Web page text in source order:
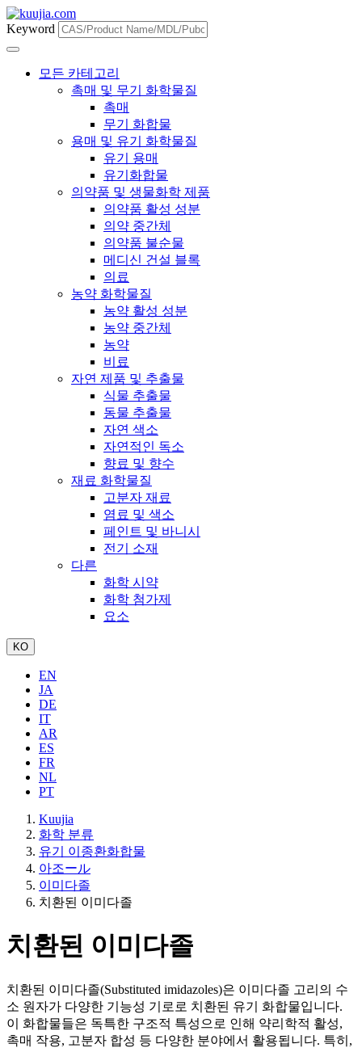
Keyword
모든 카테고리
촉매 및 무기 화학물질
촉매
무기 화합물
용매 및 유기 화학물질
유기 용매
유기화합물
의약품 및 생물화학 제품
의약품 활성 성분
의약 중간체
의약품 불순물
메디신 건설 블록
의료
농약 화학물질
농약 활성 성분
농약 중간체
농약
비료
자연 제품 및 추출물
식물 추출물
동물 추출물
자연 색소
자연적인 독소
향료 및 향수
재료 화학물질
고분자 재료
염료 및 색소
페인트 및 바니시
전기 소재
다른
화학 시약
화학 첨가제
요소
KO
EN
JA
DE
IT
AR
ES
FR
NL
PT
Kuujia
화학 분류
유기 이종환화합물
아조ール
이미다졸
치환된 이미다졸
치환된 이미다졸
치환된 이미다졸(Substituted imidazoles)은 이미다졸 고리의 수
소 원자가 다양한 기능성 기로로 치환된 유기 화합물입니다.
이 화합물들은 독특한 구조적 특성으로 인해 약리학적 활성,
촉매 작용, 고분자 합성 등 다양한 분야에서 활용됩니다. 특히,